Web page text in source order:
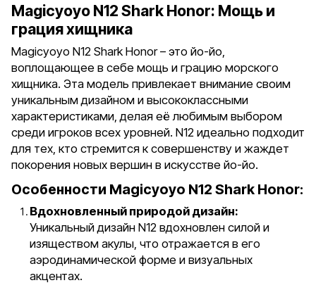
Magicyoyo N12 Shark Honor: Мощь и
грация хищника
Magicyoyo N12 Shark Honor – это йо-йо,
воплощающее в себе мощь и грацию морского
хищника. Эта модель привлекает внимание своим
уникальным дизайном и высококлассными
характеристиками, делая её любимым выбором
среди игроков всех уровней. N12 идеально подходит
для тех, кто стремится к совершенству и жаждет
покорения новых вершин в искусстве йо-йо.
Особенности Magicyoyo N12 Shark Honor:
Вдохновленный природой дизайн:
Уникальный дизайн N12 вдохновлен силой и
изяществом акулы, что отражается в его
аэродинамической форме и визуальных
акцентах.